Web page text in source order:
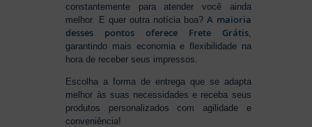
constantemente para atender você ainda
melhor. E quer outra notícia boa?A maioria
desses pontos oferece Frete Grátis,
garantindo mais economia e flexibilidade na
hora de receber seus impressos.
Escolha a forma de entrega que se adapta
melhor às suas necessidades e receba seus
produtos personalizados com agilidade e
conveniência!